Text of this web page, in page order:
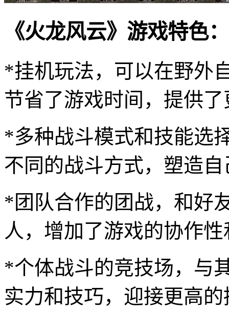
《火龙风云》游戏特色：
*挂机玩法，可以在野外
节省了游戏时间，提供
*多种战斗模式和技能选
不同的战斗方式，塑造
*团队合作的团战，和好
人，增加了游戏的协作
*个体战斗的竞技场，与
实力和技巧，迎接更高的